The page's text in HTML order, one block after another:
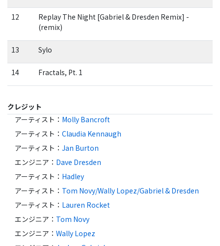
12
Replay The Night [Gabriel & Dresden Remix] -
(remix)
13 Sylo
14 Fractals, Pt. 1
クレジット
アーティスト ： Molly Bancroft
アーティスト ： Claudia Kennaugh
アーティスト ： Jan Burton
エンジニア ： Dave Dresden
アーティスト ： Hadley
アーティスト ： Tom Novy/Wally Lopez/Gabriel & Dresden
アーティスト ： Lauren Rocket
エンジニア ： Tom Novy
エンジニア ： Wally Lopez